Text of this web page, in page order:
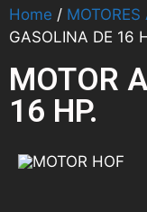
Home /
GASOLINA DE 16
MOTOR
16 HP.